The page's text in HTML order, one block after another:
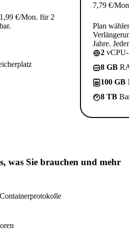
€/Mon. für 2
7,79 €/Mon.
Plan wählen
Jahre.
2 vCPU-
8 GB
100 GB
8 TB
was Sie brauchen und mehr